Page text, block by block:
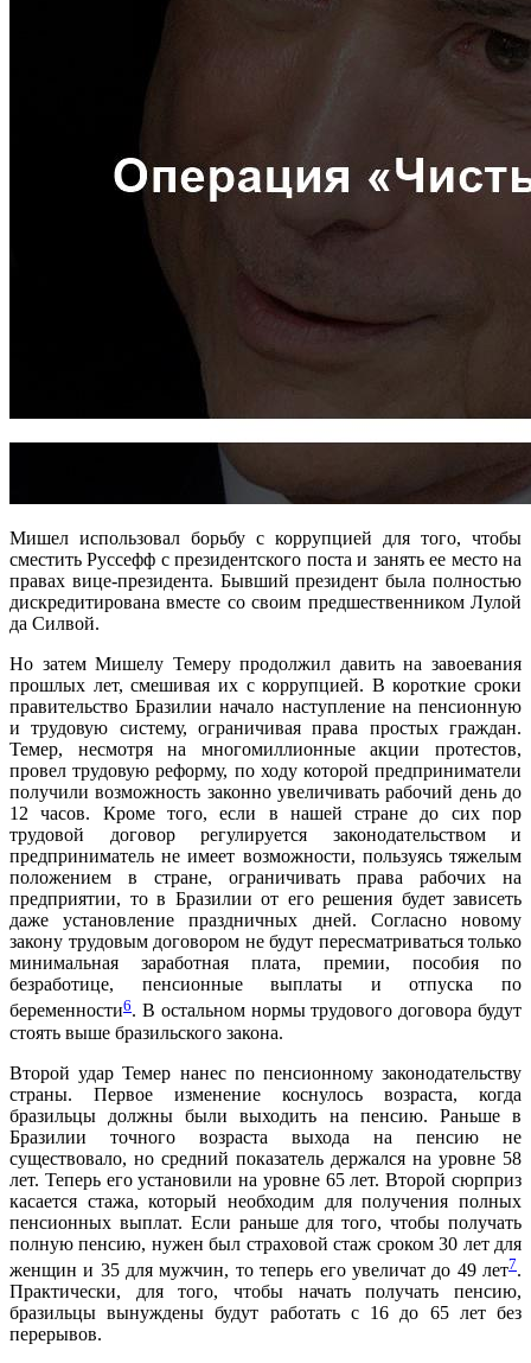
Мишел использовал борьбу с коррупцией для того, чтобы
сместить Руссефф с президентского поста и занять ее место на
правах вице-президента. Бывший президент была полностью
дискредитирована вместе со своим предшественником Лулой
да Силвой.
Но затем Мишелу Темеру продолжил давить на завоевания
прошлых лет, смешивая их с коррупцией. В короткие сроки
правительство Бразилии начало наступление на пенсионную
и трудовую систему, ограничивая права простых граждан.
Темер, несмотря на многомиллионные акции протестов,
провел трудовую реформу, по ходу которой предприниматели
получили возможность законно увеличивать рабочий день до
12 часов. Кроме того, если в нашей стране до сих пор
трудовой договор регулируется законодательством и
предприниматель не имеет возможности, пользуясь тяжелым
положением в стране, ограничивать права рабочих на
предприятии, то в Бразилии от его решения будет зависеть
даже установление праздничных дней. Согласно новому
закону трудовым договором не будут пересматриваться только
минимальная заработная плата, премии, пособия по
безработице, пенсионные выплаты и отпуска по
беременности6. В остальном нормы трудового договора будут
стоять выше бразильского закона.
Второй удар Темер нанес по пенсионному законодательству
страны. Первое изменение коснулось возраста, когда
бразильцы должны были выходить на пенсию. Раньше в
Бразилии точного возраста выхода на пенсию не
существовало, но средний показатель держался на уровне 58
лет. Теперь его установили на уровне 65 лет. Второй сюрприз
касается стажа, который необходим для получения полных
пенсионных выплат. Если раньше для того, чтобы получать
полную пенсию, нужен был страховой стаж сроком 30 лет для
женщин и 35 для мужчин, то теперь его увеличат до 49 лет7.
Практически, для того, чтобы начать получать пенсию,
бразильцы вынуждены будут работать с 16 до 65 лет без
перерывов.